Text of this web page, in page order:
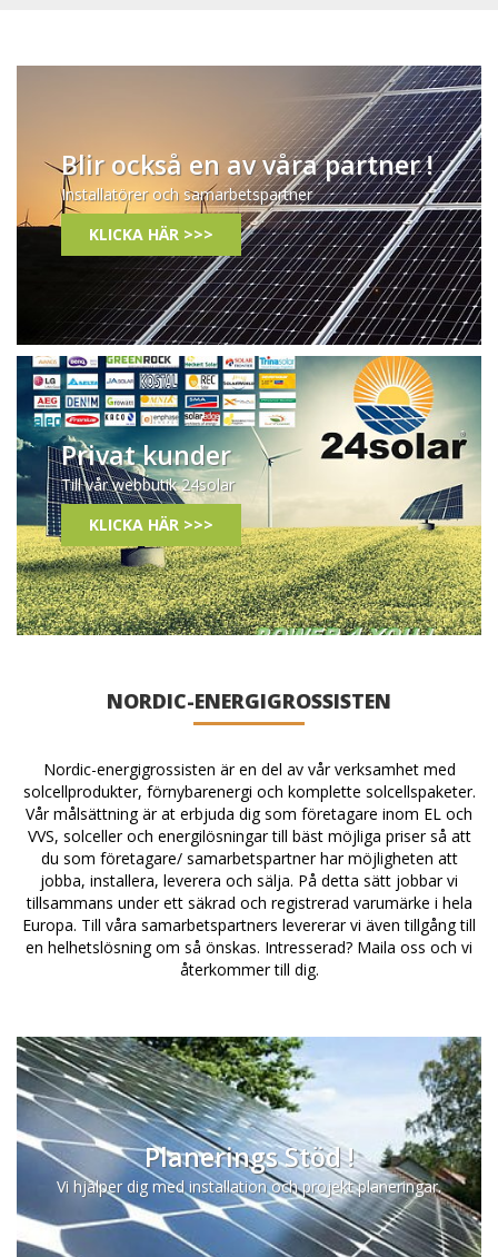
Blir också en av våra partner !
Installatörer och samarbetspartner
KLICKA HÄR >>>
Privat kunder
Till vår webbutik 24solar
KLICKA HÄR >>>
NORDIC-ENERGIGROSSISTEN
Nordic-energigrossisten är en del av vår verksamhet med
solcellprodukter, förnybarenergi och komplette solcellspaketer.
Vår målsättning är at erbjuda dig som företagare inom EL och
VVS, solceller och energilösningar till bäst möjliga priser så att
du som företagare/ samarbetspartner har möjligheten att
jobba, installera, leverera och sälja. På detta sätt jobbar vi
tillsammans under ett säkrad och registrerad varumärke i hela
Europa. Till våra samarbetspartners levererar vi även tillgång till
en helhetslösning om så önskas. Intresserad? Maila oss och vi
återkommer till dig.
Planerings Stöd !
Vi hjälper dig med installation och projekt planeringar.